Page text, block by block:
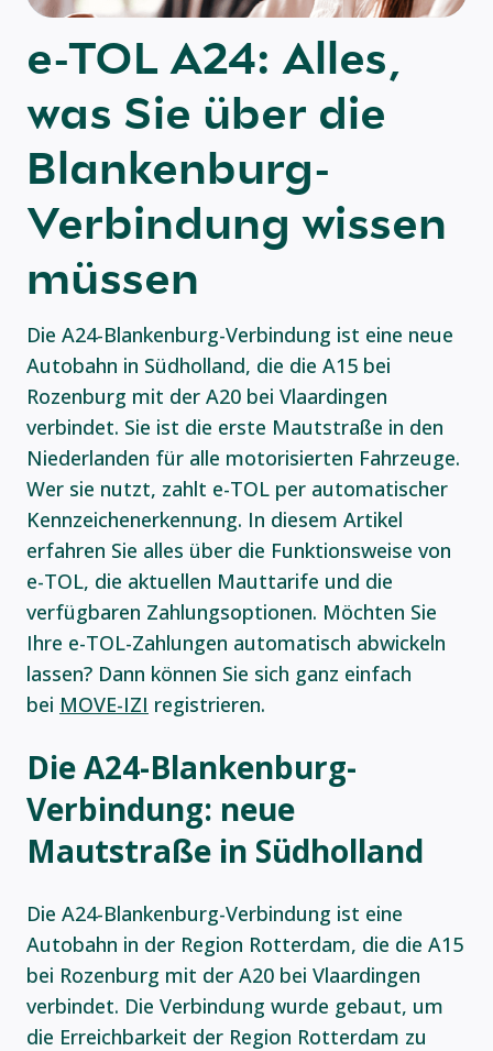
e-TOL A24: Alles,
was Sie über die
Blankenburg-
Verbindung wissen
müssen
Die A24-Blankenburg-Verbindung ist eine neue
Autobahn in Südholland, die die A15 bei
Rozenburg mit der A20 bei Vlaardingen
verbindet. Sie ist die erste Mautstraße in den
Niederlanden für alle motorisierten Fahrzeuge.
Wer sie nutzt, zahlt e-TOL per automatischer
Kennzeichenerkennung. In diesem Artikel
erfahren Sie alles über die Funktionsweise von
e-TOL, die aktuellen Mauttarife und die
verfügbaren Zahlungsoptionen. Möchten Sie
Ihre e-TOL-Zahlungen automatisch abwickeln
lassen? Dann können Sie sich ganz einfach
bei MOVE-IZI registrieren.
Die A24-Blankenburg-
Verbindung: neue
Mautstraße in Südholland
Die A24-Blankenburg-Verbindung ist eine
Autobahn in der Region Rotterdam, die die A15
bei Rozenburg mit der A20 bei Vlaardingen
verbindet. Die Verbindung wurde gebaut, um
die Erreichbarkeit der Region Rotterdam zu